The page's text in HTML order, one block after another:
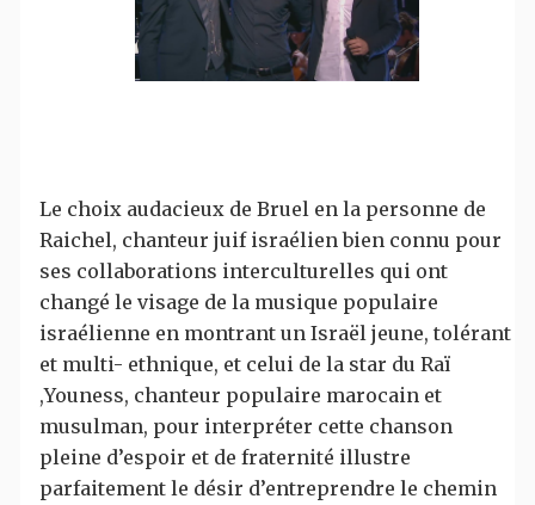
Le choix audacieux de Bruel en la personne de
Raichel, chanteur juif israélien bien connu pour
ses collaborations interculturelles qui ont
changé le visage de la musique populaire
israélienne en montrant un Israël jeune, tolérant
et multi- ethnique, et celui de la star du Raï
,Youness, chanteur populaire marocain et
musulman, pour interpréter cette chanson
pleine d’espoir et de fraternité illustre
parfaitement le désir d’entreprendre le chemin